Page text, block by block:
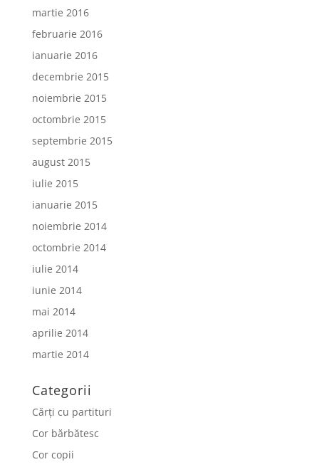
martie 2016
februarie 2016
ianuarie 2016
decembrie 2015
noiembrie 2015
octombrie 2015
septembrie 2015
august 2015
iulie 2015
ianuarie 2015
noiembrie 2014
octombrie 2014
iulie 2014
iunie 2014
mai 2014
aprilie 2014
martie 2014
Categorii
Cărți cu partituri
Cor bărbătesc
Cor copii